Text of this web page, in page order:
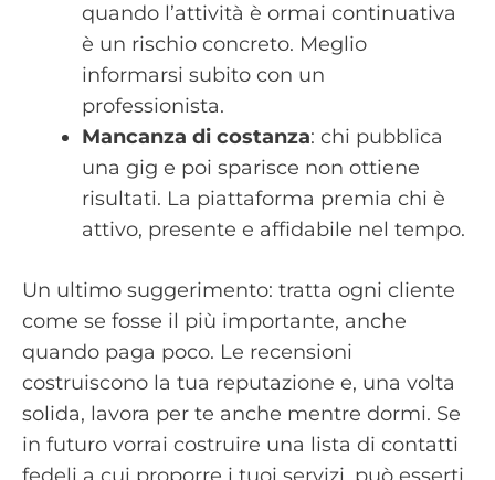
quando l’attività è ormai continuativa
è un rischio concreto. Meglio
informarsi subito con un
professionista.
Mancanza di costanza: chi pubblica
una gig e poi sparisce non ottiene
risultati. La piattaforma premia chi è
attivo, presente e affidabile nel tempo.
Un ultimo suggerimento: tratta ogni cliente
come se fosse il più importante, anche
quando paga poco. Le recensioni
costruiscono la tua reputazione e, una volta
solida, lavora per te anche mentre dormi. Se
in futuro vorrai costruire una lista di contatti